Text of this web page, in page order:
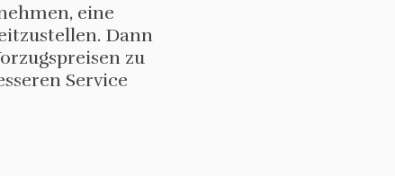
eine
Dann
zu
Service